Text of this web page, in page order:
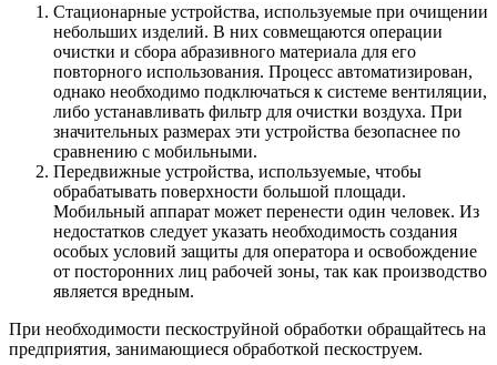
Стационарные устройства, используемые при очищении
небольших изделий. В них совмещаются операции
очистки и сбора абразивного материала для его
повторного использования. Процесс автоматизирован,
однако необходимо подключаться к системе вентиляции,
либо устанавливать фильтр для очистки воздуха. При
значительных размерах эти устройства безопаснее по
сравнению с мобильными.
Передвижные устройства, используемые, чтобы
обрабатывать поверхности большой площади.
Мобильный аппарат может перенести один человек. Из
недостатков следует указать необходимость создания
особых условий защиты для оператора и освобождение
от посторонних лиц рабочей зоны, так как производство
является вредным.
При необходимости пескоструйной обработки обращайтесь на
предприятия, занимающиеся обработкой пескоструем.